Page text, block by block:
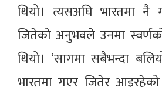
थियो। त्यसअघि भारतमा
जितेको अनुभवले उनमा
थियो। ‘सागमा सबैभन्दा
भारतमा गएर जितेर